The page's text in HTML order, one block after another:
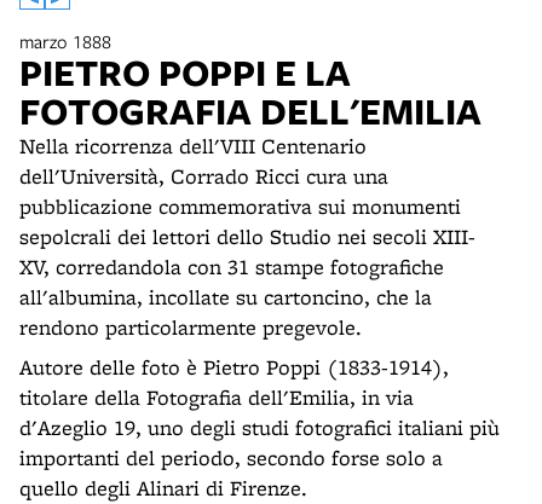
marzo 1888
PIETRO POPPI E LA
FOTOGRAFIA DELL'EMILIA
Nella ricorrenza dell'VIII Centenario
dell'Università, Corrado Ricci cura una
pubblicazione commemorativa sui monumenti
sepolcrali dei lettori dello Studio nei secoli XIII-
XV, corredandola con 31 stampe fotografiche
all'albumina, incollate su cartoncino, che la
rendono particolarmente pregevole.
Autore delle foto è Pietro Poppi (1833-1914),
titolare della Fotografia dell'Emilia, in via
d'Azeglio 19, uno degli studi fotografici italiani più
importanti del periodo, secondo forse solo a
quello degli Alinari di Firenze.